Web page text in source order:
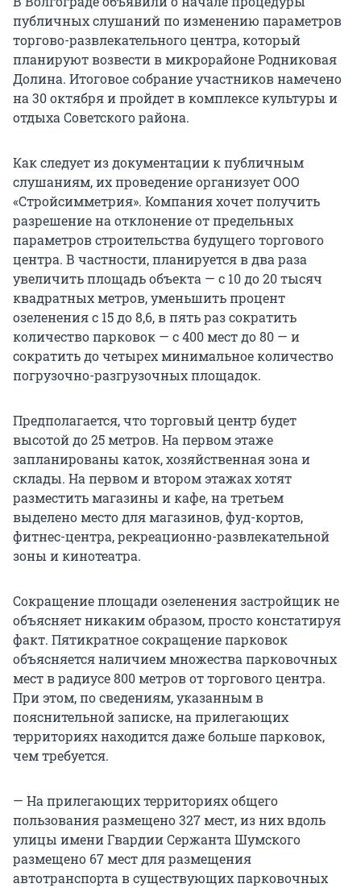
публичных слушаний по изменению параметров
торгово-развлекательного центра, который
планируют возвести в микрорайоне Родниковая
Долина. Итоговое собрание участников намечено
на 30 октября и пройдет в комплексе культуры и
отдыха Советского района.
Как следует из документации к публичным
слушаниям, их проведение организует ООО
«Стройсимметрия». Компания хочет получить
разрешение на отклонение от предельных
параметров строительства будущего торгового
центра. В частности, планируется в два раза
увеличить площадь объекта — с 10 до 20 тысяч
квадратных метров, уменьшить процент
озеленения с 15 до 8,6, в пять раз сократить
количество парковок — с 400 мест до 80 — и
сократить до четырех минимальное количество
погрузочно-разгрузочных площадок.
Предполагается, что торговый центр будет
высотой до 25 метров. На первом этаже
запланированы каток, хозяйственная зона и
склады. На первом и втором этажах хотят
разместить магазины и кафе, на третьем
выделено место для магазинов, фуд-кортов,
фитнес-центра, рекреационно-развлекательной
зоны и кинотеатра.
Сокращение площади озеленения застройщик не
объясняет никаким образом, просто констатируя
факт. Пятикратное сокращение парковок
объясняется наличием множества парковочных
мест в радиусе 800 метров от торгового центра.
При этом, по сведениям, указанным в
пояснительной записке, на прилегающих
территориях находится даже больше парковок,
чем требуется.
— На прилегающих территориях общего
пользования размещено 327 мест, из них вдоль
улицы имени Гвардии Сержанта Шумского
размещено 67 мест для размещения
автотранспорта в существующих парковочных